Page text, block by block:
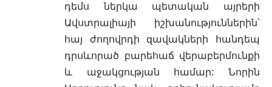
դեմս ներկա պետական այրերի
Ավստրալիայի իշխանություններին՝
հայ ժողովրդի զավակների հանդեպ
դրսևորած բարեհաճ վերաբերմունքի
և աջակցության համար: Նորին